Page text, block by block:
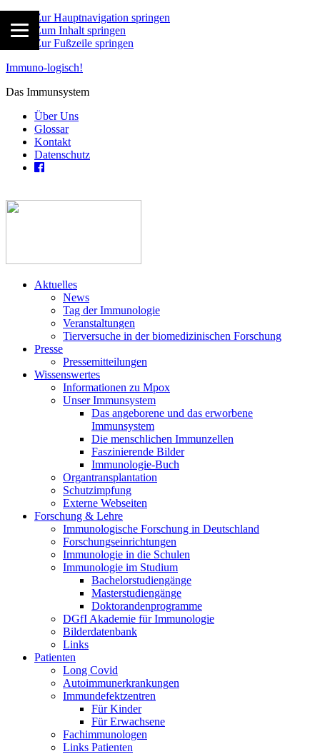
Zur Hauptnavigation springen
Zum Inhalt springen
Zur Fußzeile springen
Immuno-logisch!
Das Immunsystem
Über Uns
Glossar
Kontakt
Datenschutz
Aktuelles
News
Tag der Immunologie
Veranstaltungen
Tierversuche in der biomedizinischen Forschung
Presse
Pressemitteilungen
Wissenswertes
Informationen zu Mpox
Unser Immunsystem
Das angeborene und das erworbene
Immunsystem
Die menschlichen Immunzellen
Faszinierende Bilder
Immunologie-Buch
Organtransplantation
Schutzimpfung
Externe Webseiten
Forschung & Lehre
Immunologische Forschung in Deutschland
Forschungseinrichtungen
Immunologie in die Schulen
Immunologie im Studium
Bachelorstudiengänge
Masterstudiengänge
Doktorandenprogramme
DGfI Akademie für Immunologie
Bilderdatenbank
Links
Patienten
Long Covid
Autoimmunerkrankungen
Immundefektzentren
Für Kinder
Für Erwachsene
Fachimmunologen
Links Patienten